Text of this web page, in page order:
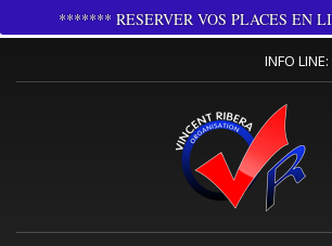
INFO LINE:
******* RESERVER VOS PLACES EN